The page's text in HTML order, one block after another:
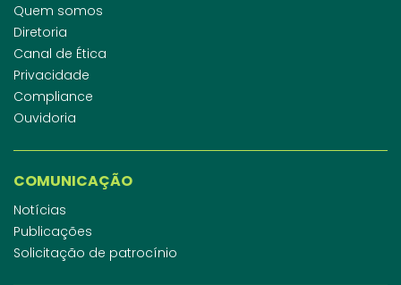
Quem somos
Diretoria
Canal de Ética
Privacidade
Compliance
Ouvidoria
COMUNICAÇÃO
Notícias
Publicações
Solicitação de patrocínio